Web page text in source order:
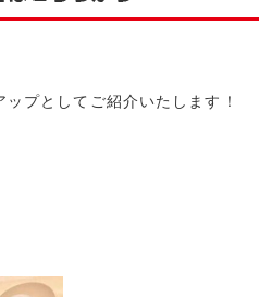
プとしてご紹介いたします！